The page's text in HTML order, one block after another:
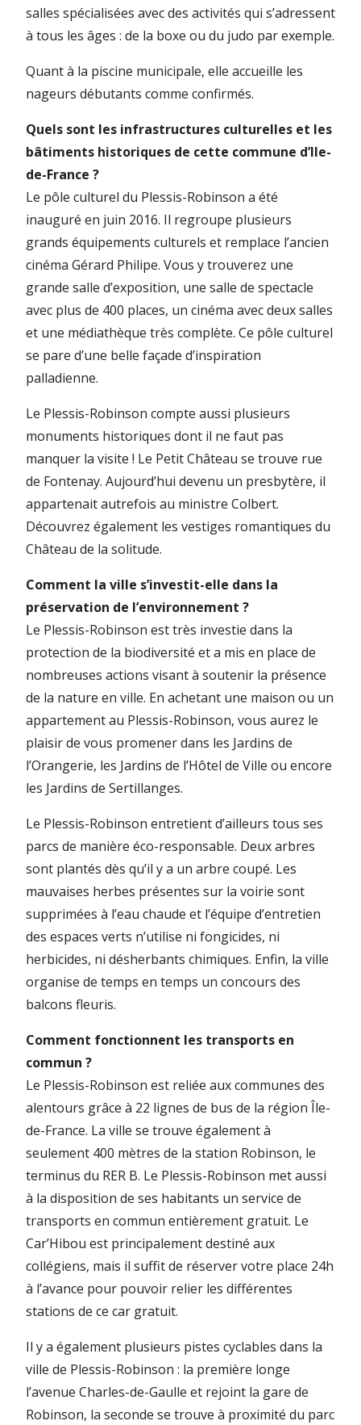
salles spécialisées avec des activités qui s’adressent
à tous les âges : de la boxe ou du judo par exemple.
Quant à la piscine municipale, elle accueille les
nageurs débutants comme confirmés.
Quels sont les infrastructures culturelles et les
bâtiments historiques de cette commune d’Ile-
de-France ?
Le pôle culturel du Plessis-Robinson a été
inauguré en juin 2016. Il regroupe plusieurs
grands équipements culturels et remplace l’ancien
cinéma Gérard Philipe. Vous y trouverez une
grande salle d’exposition, une salle de spectacle
avec plus de 400 places, un cinéma avec deux salles
et une médiathèque très complète. Ce pôle culturel
se pare d’une belle façade d’inspiration
palladienne.
Le Plessis-Robinson compte aussi plusieurs
monuments historiques dont il ne faut pas
manquer la visite ! Le Petit Château se trouve rue
de Fontenay. Aujourd’hui devenu un presbytère, il
appartenait autrefois au ministre Colbert.
Découvrez également les vestiges romantiques du
Château de la solitude.
Comment la ville s’investit-elle dans la
préservation de l’environnement ?
Le Plessis-Robinson est très investie dans la
protection de la biodiversité et a mis en place de
nombreuses actions visant à soutenir la présence
de la nature en ville. En achetant une maison ou un
appartement au Plessis-Robinson, vous aurez le
plaisir de vous promener dans les Jardins de
l’Orangerie, les Jardins de l’Hôtel de Ville ou encore
les Jardins de Sertillanges.
Le Plessis-Robinson entretient d’ailleurs tous ses
parcs de manière éco-responsable. Deux arbres
sont plantés dès qu’il y a un arbre coupé. Les
mauvaises herbes présentes sur la voirie sont
supprimées à l’eau chaude et l’équipe d’entretien
des espaces verts n’utilise ni fongicides, ni
herbicides, ni désherbants chimiques. Enfin, la ville
organise de temps en temps un concours des
balcons fleuris.
Comment fonctionnent les transports en
commun ?
Le Plessis-Robinson est reliée aux communes des
alentours grâce à 22 lignes de bus de la région Île-
de-France. La ville se trouve également à
seulement 400 mètres de la station Robinson, le
terminus du RER B. Le Plessis-Robinson met aussi
à la disposition de ses habitants un service de
transports en commun entièrement gratuit. Le
Car’Hibou est principalement destiné aux
collégiens, mais il suffit de réserver votre place 24h
à l’avance pour pouvoir relier les différentes
stations de ce car gratuit.
Il y a également plusieurs pistes cyclables dans la
ville de Plessis-Robinson : la première longe
l’avenue Charles-de-Gaulle et rejoint la gare de
Robinson, la seconde se trouve à proximité du parc